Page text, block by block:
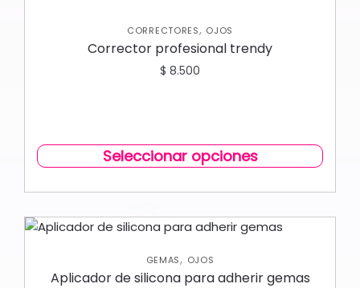
CORRECTORES, OJOS
Corrector profesional trendy
$ 8.500
Seleccionar opciones
GEMAS, OJOS
Aplicador de silicona para adherir gemas